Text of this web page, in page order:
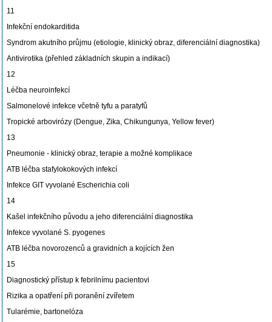
11
Infekční endokarditida
Syndrom akutního průjmu (etiologie, klinický obraz, diferenciální diagnostika)
Antivirotika (přehled základních skupin a indikací)
12
Léčba neuroinfekcí
Salmonelové infekce včetně tyfu a paratyfů
Tropické arbovirózy (Dengue, Zika, Chikungunya, Yellow fever)
13
Pneumonie - klinický obraz, terapie a možné komplikace
ATB léčba stafylokokových infekcí
Infekce GIT vyvolané Escherichia coli
14
Kašel infekčního původu a jeho diferenciální diagnostika
Infekce vyvolané S. pyogenes
ATB léčba novorozenců a gravidních a kojících žen
15
Diagnostický přístup k febrilnímu pacientovi
Rizika a opatření při poranění zvířetem
Tularémie, bartonelóza